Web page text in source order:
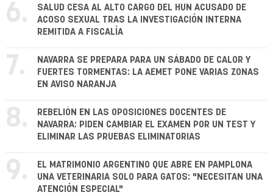
6.
SALUD CESA AL ALTO CARGO DEL HUN ACUSADO DE
ACOSO SEXUAL TRAS LA INVESTIGACIÓN INTERNA
REMITIDA A FISCALÍA
7.
NAVARRA SE PREPARA PARA UN SÁBADO DE CALOR Y
FUERTES TORMENTAS: LA AEMET PONE VARIAS ZONAS
EN AVISO NARANJA
8.
REBELIÓN EN LAS OPOSICIONES DOCENTES DE
NAVARRA: PIDEN CAMBIAR EL EXAMEN POR UN TEST Y
ELIMINAR LAS PRUEBAS ELIMINATORIAS
9.
EL MATRIMONIO ARGENTINO QUE ABRE EN PAMPLONA
UNA VETERINARIA SOLO PARA GATOS: "NECESITAN UNA
ATENCIÓN ESPECIAL"